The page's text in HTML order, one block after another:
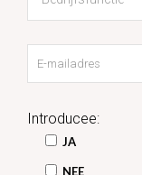
Introducee:
JA
NEE